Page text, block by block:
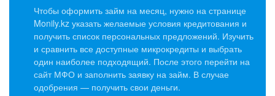
Чтобы оформить займ на месяц, нужно на странице
Monily.kz указать желаемые условия кредитования и
получить список персональных предложений. Изучить
и сравнить все доступные микрокредиты и выбрать
один наиболее подходящий. После этого перейти на
сайт МФО и заполнить заявку на займ. В случае
одобрения — получить свои деньги.